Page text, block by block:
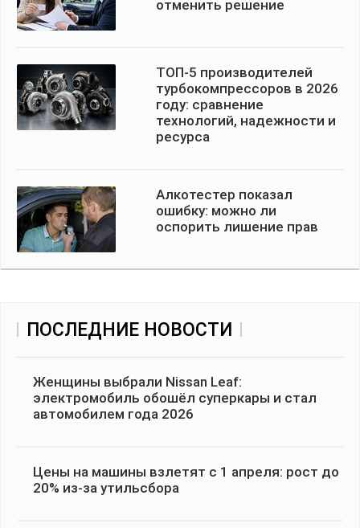
отменить решение
ТОП-5 производителей
турбокомпрессоров в 2026
году: сравнение
технологий, надежности и
ресурса
Алкотестер показал
ошибку: можно ли
оспорить лишение прав
ПОСЛЕДНИЕ НОВОСТИ
Женщины выбрали Nissan Leaf:
электромобиль обошёл суперкары и стал
автомобилем года 2026
Цены на машины взлетят с 1 апреля: рост до
20% из-за утильсбора